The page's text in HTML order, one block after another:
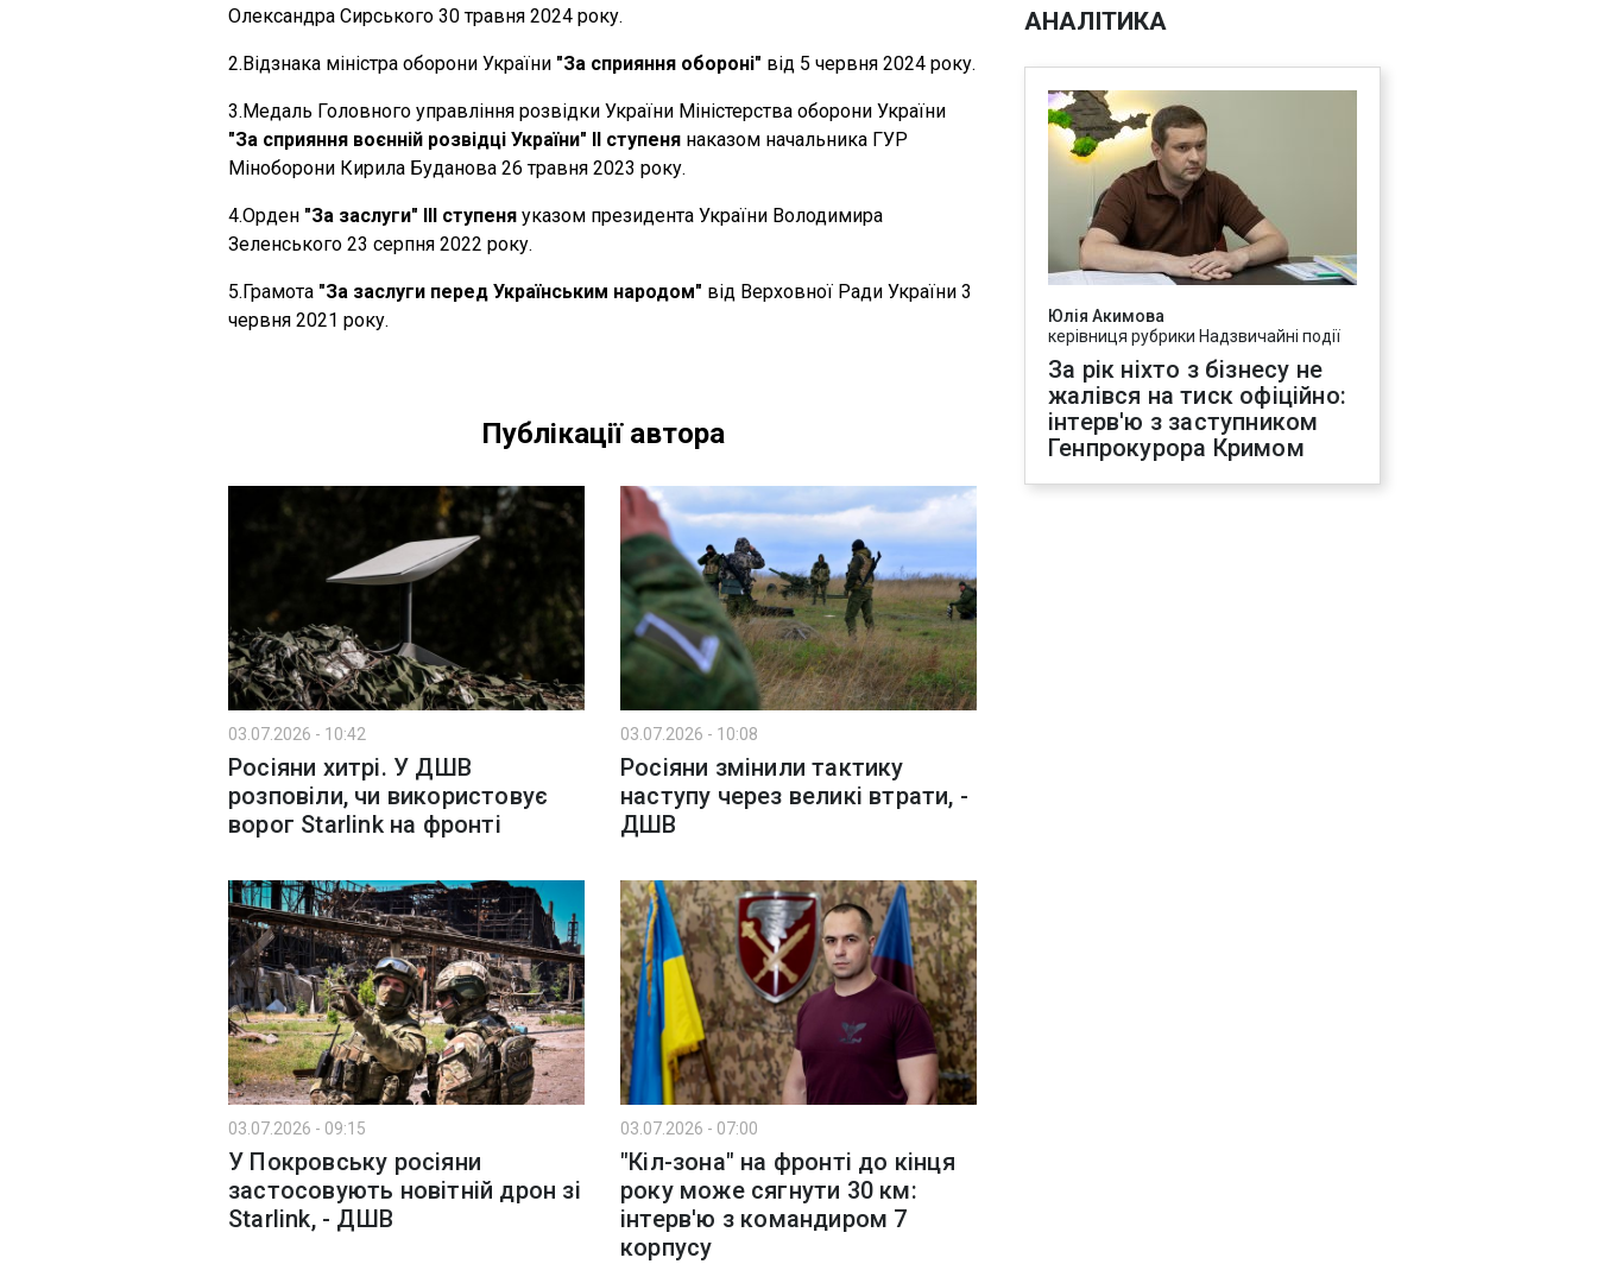
Олександра Сирського 30 травня 2024 року.
2.Відзнака міністра оборони України "За сприяння обороні" від 5 червня 2024 року.
3.Медаль Головного управління розвідки України Міністерства оборони України
"За сприяння воєнній розвідці України" ІІ ступеня наказом начальника ГУР
Міноборони Кирила Буданова 26 травня 2023 року.
4.Орден "За заслуги" ІІІ ступеня указом президента України Володимира
Зеленського 23 серпня 2022 року.
5.Грамота "За заслуги перед Українським народом" від Верховної Ради України 3
червня 2021 року.
Публікації автора
03.07.2026 - 10:42
Росіяни хитрі. У ДШВ
розповіли, чи використовує
ворог Starlink на фронті
03.07.2026 - 10:08
Росіяни змінили тактику
наступу через великі втрати, -
ДШВ
03.07.2026 - 09:15
У Покровську росіяни
застосовують новітній дрон зі
Starlink, - ДШВ
03.07.2026 - 07:00
"Кіл-зона" на фронті до кінця
року може сягнути 30 км:
інтерв'ю з командиром 7
корпусу
АНАЛІТИКА
Юлія Акимова
керівниця рубрики Надзвичайні події
За рік ніхто з бізнесу не
жалівся на тиск офіційно:
інтерв'ю з заступником
Генпрокурора Кримом